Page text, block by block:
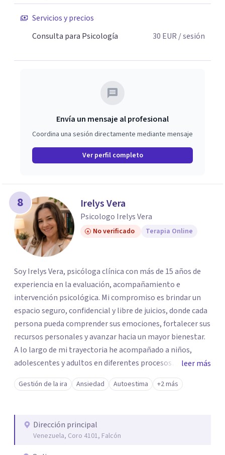
psicoterapia Gestalt, me permite ofrecerte una atención
clínica sólida y actualizada. Estoy aquí para escucharte y
trabajar juntos en tu proceso de resignificación y
Servicios y precios
Consulta para Psicología
30 EUR / sesión
Envía un mensaje al profesional
Coordina una sesión directamente mediante mensaje
Ver perfil completo
8 Irelys Vera
Psicologo Irelys Vera
No verificado Terapia Online
Soy Irelys Vera, psicóloga clínica con más de 15 años de
experiencia en la evaluación, acompañamiento e
intervención psicológica. Mi compromiso es brindar un
espacio seguro, confidencial y libre de juicios, donde cada
persona pueda comprender sus emociones, fortalecer sus
recursos personales y avanzar hacia un mayor bienestar.
A lo largo de mi trayectoria he acompañado a niños,
adolescentes y adultos en diferentes procesos
emocionales. Actualmente realizo consultas
psicológicas en modalidad online, ofreciendo un servicio
necesidades de cada paciente.
leer más
Gestión de la ira Ansiedad Autoestima +2 más
Dirección principal
Venezuela, Coro 4101, Falcón